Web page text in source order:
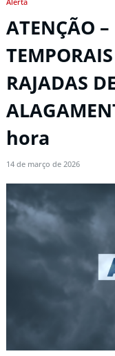
ATENÇÃO
RAJADAS
hora
14 de março de 2026